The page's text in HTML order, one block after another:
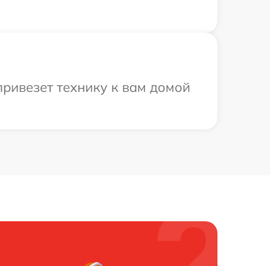
технику к вам домой